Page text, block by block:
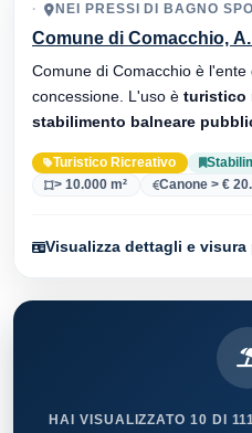
NEI PRESSI DI BAGNO
Comune di Comacchio, A.
Comune di Comacchio è l'ente
concessione. L'uso è turistico
stabilimento balneare
Turistico Ricreativo
> 10.000 m²
Canone > €
Visualizza dettagli e
HAI VISUALIZZATO 10 DI